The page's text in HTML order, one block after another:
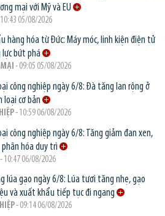
mại với Mỹ và EU
05/08/2026
hàng hóa từ Đức: Máy móc, linh kiện điện tử
bứt phá
MẠI - 09:05 05/08/2026
công nghiệp ngày 6/8: Đà tăng lan rộng ở
cơ bản
- 10:59 06/08/2026
công nghiệp ngày 6/8: Tăng giảm đan xen,
hóa duy trì
- 10:47 06/08/2026
lúa gạo ngày 6/8: Lúa tươi tăng nhẹ, gạo
và xuất khẩu tiếp tục đi ngang
- 09:14 06/08/2026